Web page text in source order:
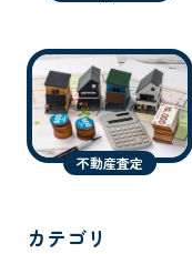
不動産査定
カテゴリ